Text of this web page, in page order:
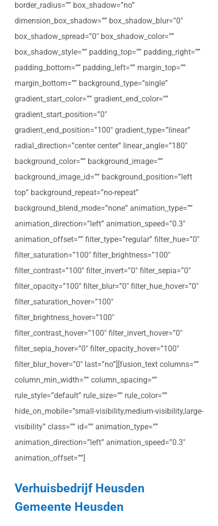
border_radius=”” box_shadow=”no”
dimension_box_shadow=”” box_shadow_blur=”0″
box_shadow_spread=”0″ box_shadow_color=””
box_shadow_style=”” padding_top=”” padding_right=””
padding_bottom=”” padding_left=”” margin_top=””
margin_bottom=”” background_type=”single”
gradient_start_color=”” gradient_end_color=””
gradient_start_position=”0″
gradient_end_position=”100″ gradient_type=”linear”
radial_direction=”center center” linear_angle=”180″
background_color=”” background_image=””
background_image_id=”” background_position=”left
top” background_repeat=”no-repeat”
background_blend_mode=”none” animation_type=””
animation_direction=”left” animation_speed=”0.3″
animation_offset=”” filter_type=”regular” filter_hue=”0″
filter_saturation=”100″ filter_brightness=”100″
filter_contrast=”100″ filter_invert=”0″ filter_sepia=”0″
filter_opacity=”100″ filter_blur=”0″ filter_hue_hover=”0″
filter_saturation_hover=”100″
filter_brightness_hover=”100″
filter_contrast_hover=”100″ filter_invert_hover=”0″
filter_sepia_hover=”0″ filter_opacity_hover=”100″
filter_blur_hover=”0″ last=”no”][fusion_text columns=””
column_min_width=”” column_spacing=””
rule_style=”default” rule_size=”” rule_color=””
hide_on_mobile=”small-visibility,medium-visibility,large-
visibility” class=”” id=”” animation_type=””
animation_direction=”left” animation_speed=”0.3″
animation_offset=””]
Verhuisbedrijf Heusden
Gemeente Heusden